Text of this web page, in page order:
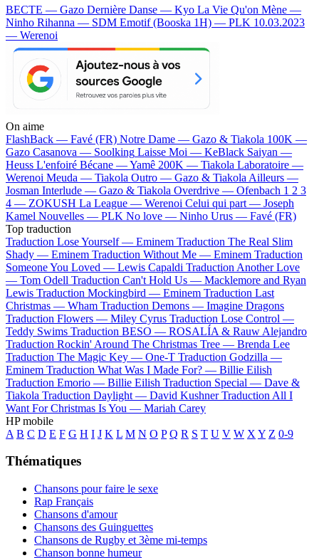
BECTE — Gazo Dernière Danse — Kyo La Vie Qu'on Mène —
Ninho Rihanna — SDM Emotif (Booska 1H) — PLK 10.03.2023
— Werenoi
On aime
FlashBack — Favé (FR) Notre Dame — Gazo & Tiakola 100K —
Gazo Casanova — Soolking Laisse Moi — KeBlack Saiyan —
Heuss L'enfoiré Bécane —Yamê 200K — Tiakola Laboratoire —
Werenoi Meuda — Tiakola Outro — Gazo & Tiakola Ailleurs —
Josman Interlude — Gazo & Tiakola Overdrive — Ofenbach 1 2 3
4 — ZOKUSH La League — Werenoi Celui qui part — Joseph
Kamel Nouvelles — PLK No love — Ninho Urus — Favé (FR)
Top traduction
Traduction Lose Yourself — Eminem Traduction The Real Slim
Shady — Eminem Traduction Without Me — Eminem Traduction
Someone You Loved — Lewis Capaldi Traduction Another Love
— Tom Odell Traduction Can't Hold Us — Macklemore and Ryan
Lewis Traduction Mockingbird — Eminem Traduction Last
Christmas — Wham Traduction Demons — Imagine Dragons
Traduction Flowers — Miley Cyrus Traduction Lose Control —
Teddy Swims Traduction BESO — ROSALÍA & Rauw Alejandro
Traduction Rockin' Around The Christmas Tree — Brenda Lee
Traduction The Magic Key — One-T Traduction Godzilla —
Eminem Traduction What Was I Made For? — Billie Eilish
Traduction Emorio — Billie Eilish Traduction Special — Dave &
Tiakola Traduction Daylight — David Kushner Traduction All I
Want For Christmas Is You — Mariah Carey
HP mobile
A B C D E F G H I J K L M N O P Q R S T U V W X Y Z 0-9
Thématiques
Chansons pour faire le sexe
Rap Français
Chansons d'amour
Chansons des Guinguettes
Chansons de Rugby et 3ème mi-temps
Chanson bonne humeur